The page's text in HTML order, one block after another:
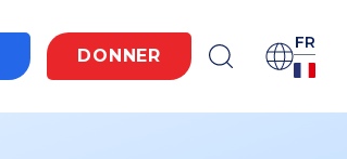
DONNER
FR